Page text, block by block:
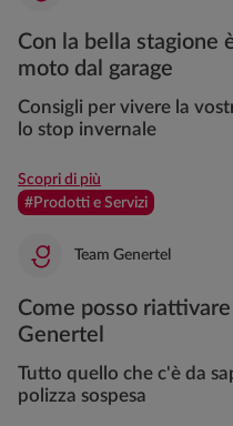
Con la bella stagione
moto dal garage
Consigli per vivere la
lo stop invernale
Scopri di più
#Prodotti e Servizi
Team Genertel
Come posso
Genertel
Tutto quello che c'è da
polizza sospesa